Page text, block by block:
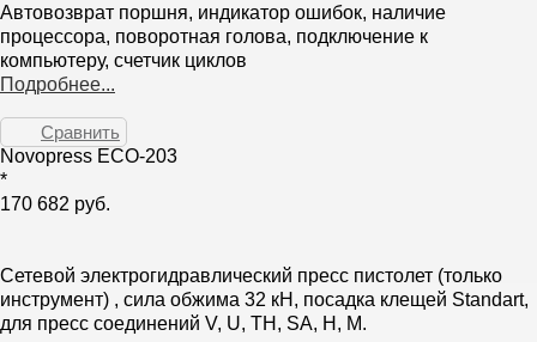
Автовозврат поршня, индикатор ошибок, наличие
процессора, поворотная голова, подключение к
компьютеру, счетчик циклов
Подробнее...
Сравнить
Novopress ECO-203
*
170 682 руб.
Сетевой электрогидравлический пресс пистолет (только
инструмент) , сила обжима 32 кН, посадка клещей Standart,
для пресс соединений V, U, TH, SA, H, M.